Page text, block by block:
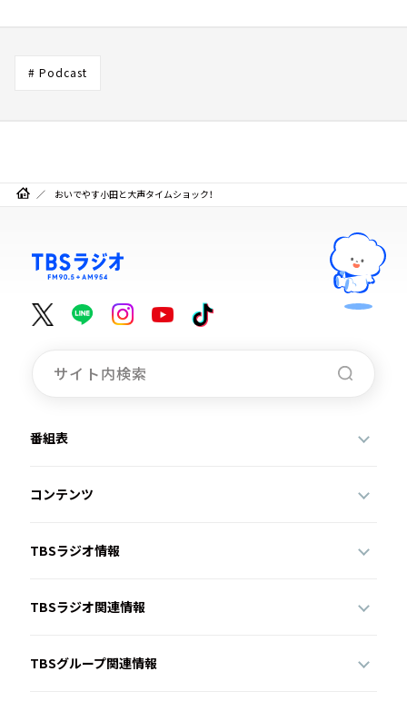
# Podcast
おいでやす小田と大声タイムショック！
番組表
コンテンツ
TBSラジオ情報
TBSラジオ関連情報
TBSグループ関連情報